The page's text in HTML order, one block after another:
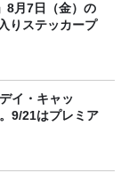
8月7日（金）の
りステッカープ
イ・キャッ
9/21はプレミア